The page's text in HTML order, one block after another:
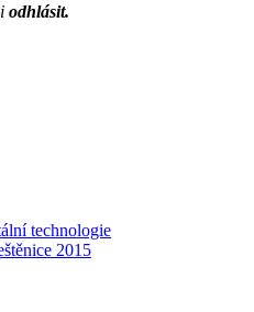
odhlásit.
technologie
2015